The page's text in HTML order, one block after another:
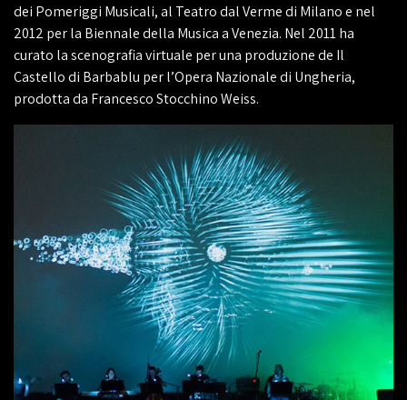
dei Pomeriggi Musicali, al Teatro dal Verme di Milano e nel
2012 per la Biennale della Musica a Venezia. Nel 2011 ha
curato la scenografia virtuale per una produzione de Il
Castello di Barbablu per l’Opera Nazionale di Ungheria,
prodotta da Francesco Stocchino Weiss.